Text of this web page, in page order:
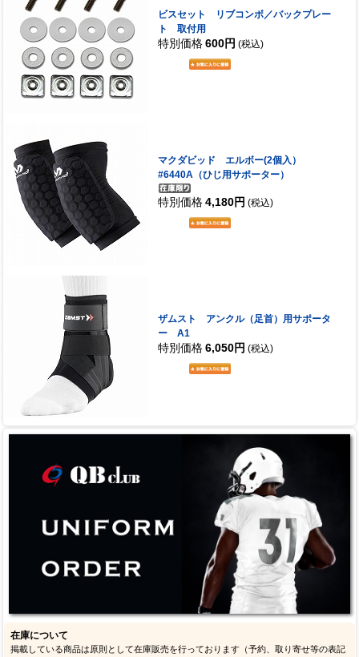
ビスセット リブコンボ／バックプレー
ト 取付用
特別価格 600円 (税込)
マクダビッド エルボー(2個入）
#6440A（ひじ用サポーター）
特別価格 4,180円 (税込)
ザムスト アンクル（足首）用サポータ
ー A1
特別価格 6,050円 (税込)
在庫について
掲載している商品は原則として在庫販売を行っております（予約、取り寄せ等の表記